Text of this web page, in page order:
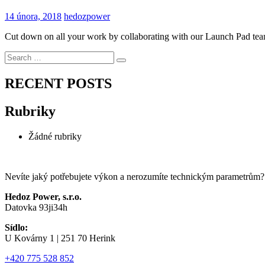
14 února, 2018 hedozpower
Cut down on all your work by collaborating with our Launch Pad
Search
for:
Search
RECENT POSTS
Rubriky
Žádné rubriky
Nevíte jaký potřebujete výkon a nerozumíte technickým
Hedoz Power, s.r.o.
Datovka 93ji34h
Sídlo:
U Kovárny 1 | 251 70 Herink
+420 775 528 852